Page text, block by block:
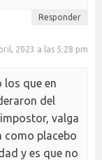
Responder
2023 a las 5:28 pm
los que en
del
valga
como placebo
y es que no